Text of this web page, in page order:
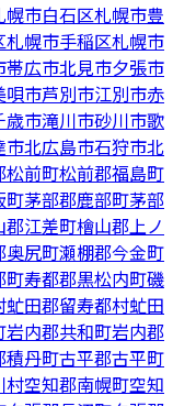
幌市白石区札幌市豊
札幌市手稲区札幌市
帯広市北見市夕張市
唄市芦別市江別市赤
歳市滝川市砂川市歌
市北広島市石狩市北
松前町松前郡福島町
町茅部郡鹿部町茅部
郡江差町檜山郡上ノ
奥尻町瀬棚郡今金町
町寿都郡黒松内町磯
虻田郡留寿都村虻田
岩内郡共和町岩内郡
積丹町古平郡古平町
村空知郡南幌町空知